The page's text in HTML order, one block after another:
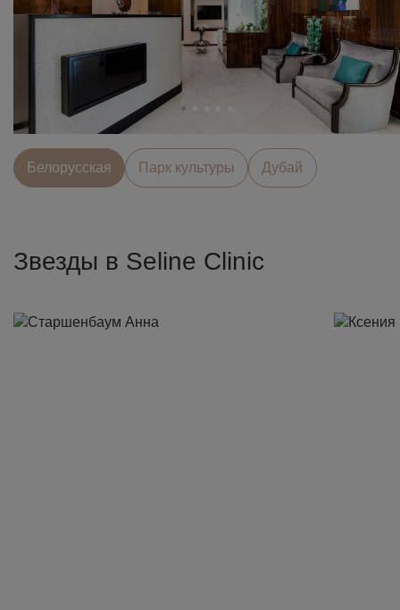
Белорусcкая Парк культуры Дубай
Звезды в Seline Clinic